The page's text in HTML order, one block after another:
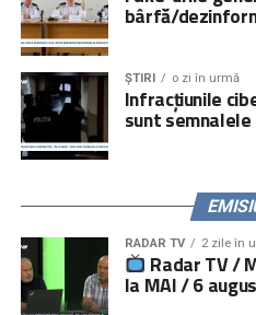
campanii media și online.
Serviciile de consiliere
accesate prin linia telefonică
platforma
Comunicat „Salvați Copiii”
bârfă/
ȘTIRI o zi în urmă
Infracțiunile
sunt
RADAR TV 2 zile în
Radar TV /
la MAI / 6